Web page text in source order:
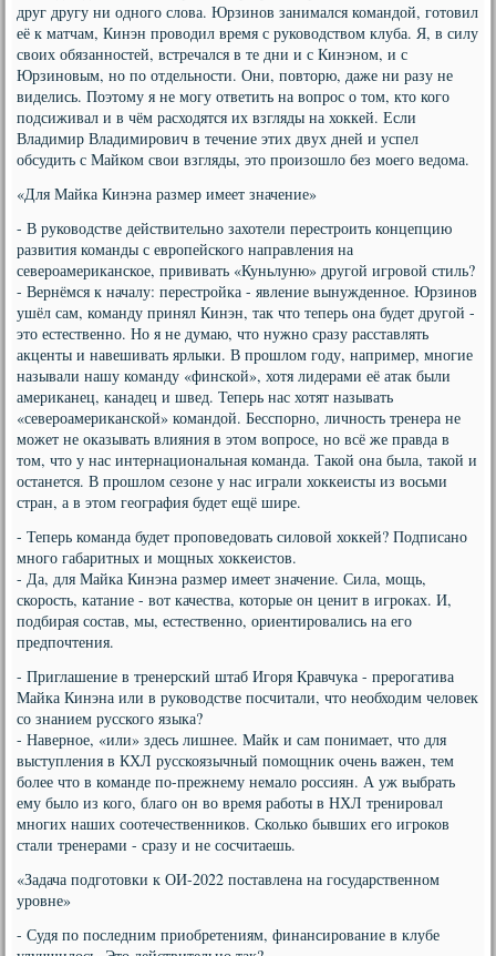
друг другу ни одного слова. Юрзинов занимался командой, готовил
её к матчам, Кинэн проводил время с руководством клуба. Я, в силу
своих обязанностей, встречался в те дни и с Кинэном, и с
Юрзиновым, но по отдельности. Они, повторю, даже ни разу не
виделись. Поэтому я не могу ответить на вопрос о том, кто кого
подсиживал и в чём расходятся их взгляды на хоккей. Если
Владимир Владимирович в течение этих двух дней и успел
обсудить с Майком свои взгляды, это произошло без моего ведома.
«Для Майка Кинэна размер имеет значение»
- В руководстве действительно захотели перестроить концепцию
развития команды с европейского направления на
североамериканское, прививать «Куньлуню» другой игровой стиль?
- Вернёмся к началу: перестройка - явление вынужденное. Юрзинов
ушёл сам, команду принял Кинэн, так что теперь она будет другой -
это естественно. Но я не думаю, что нужно сразу расставлять
акценты и навешивать ярлыки. В прошлом году, например, многие
называли нашу команду «финской», хотя лидерами её атак были
американец, канадец и швед. Теперь нас хотят называть
«североамериканской» командой. Бесспорно, личность тренера не
может не оказывать влияния в этом вопросе, но всё же правда в
том, что у нас интернациональная команда. Такой она была, такой и
останется. В прошлом сезоне у нас играли хоккеисты из восьми
стран, а в этом география будет ещё шире.
- Теперь команда будет проповедовать силовой хоккей? Подписано
много габаритных и мощных хоккеистов.
- Да, для Майка Кинэна размер имеет значение. Сила, мощь,
скорость, катание - вот качества, которые он ценит в игроках. И,
подбирая состав, мы, естественно, ориентировались на его
предпочтения.
- Приглашение в тренерский штаб Игоря Кравчука - прерогатива
Майка Кинэна или в руководстве посчитали, что необходим человек
со знанием русского языка?
- Наверное, «или» здесь лишнее. Майк и сам понимает, что для
выступления в КХЛ русскоязычный помощник очень важен, тем
более что в команде по-прежнему немало россиян. А уж выбрать
ему было из кого, благо он во время работы в НХЛ тренировал
многих наших соотечественников. Сколько бывших его игроков
стали тренерами - сразу и не сосчитаешь.
«Задача подготовки к ОИ-2022 поставлена на государственном
уровне»
- Судя по последним приобретениям, финансирование в клубе